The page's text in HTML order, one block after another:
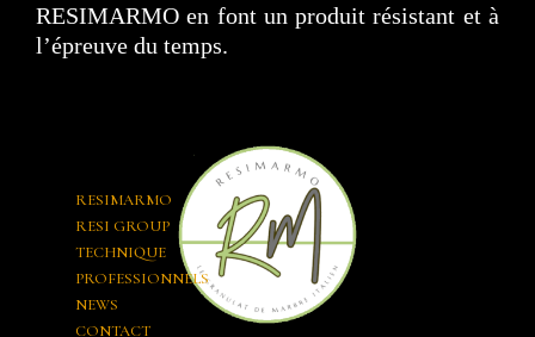
RESIMARMO en font un produit résistant et à
l’épreuve du temps.
RESIMARMO
RESI GROUP
TECHNIQUE
PROFESSIONNELS
NEWS
CONTACT